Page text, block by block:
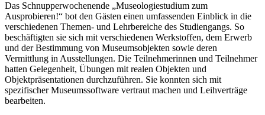
Das Schnupperwochenende „Museologiestudium zum
Ausprobieren!“ bot den Gästen einen umfassenden Einblick in die
verschiedenen Themen- und Lehrbereiche des Studiengangs. So
beschäftigten sie sich mit verschiedenen Werkstoffen, dem Erwerb
und der Bestimmung von Museumsobjekten sowie deren
Vermittlung in Ausstellungen. Die Teilnehmerinnen und Teilnehmer
hatten Gelegenheit, Übungen mit realen Objekten und
Objektpräsentationen durchzuführen. Sie konnten sich mit
spezifischer Museumssoftware vertraut machen und Leihverträge
bearbeiten.